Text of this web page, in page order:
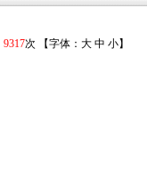
9317次 【字体： 大 中 小】